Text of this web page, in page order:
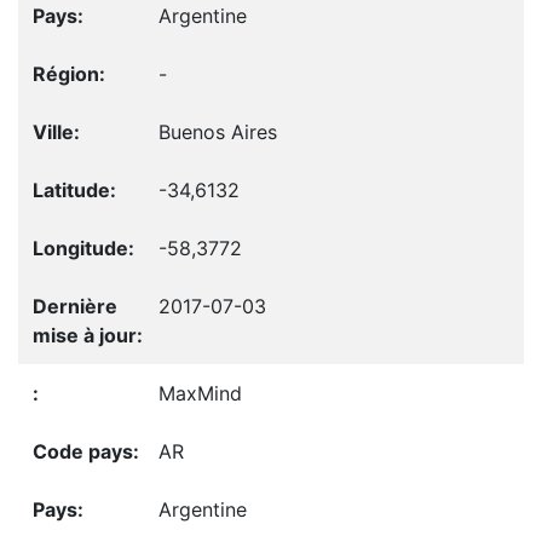
Argentine
-
Buenos Aires
-34,6132
-58,3772
2017-07-03
MaxMind
AR
Argentine